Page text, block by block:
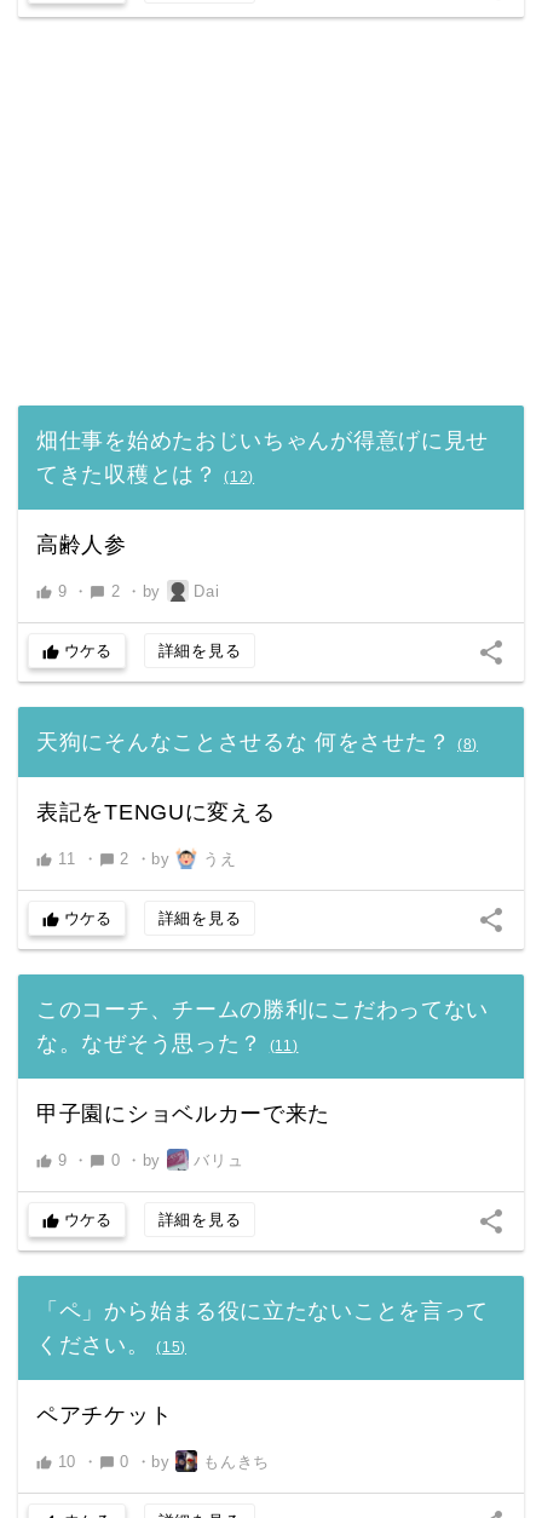
畑仕事を始めたおじいちゃんが得意げに見せ
てきた収穫とは？
(12)
高齢人参
thumb_up 9 ・ chat_bubble 2 ・ by Dai
thumb_up ウケる 詳細を見る share
天狗にそんなことさせるな 何をさせた？ (8)
表記をTENGUに変える
thumb_up 11 ・ chat_bubble 2 ・ by うえ
thumb_up ウケる 詳細を見る share
このコーチ、チームの勝利にこだわってない
な。なぜそう思った？
(11)
甲子園にショベルカーで来た
thumb_up 9 ・ chat_bubble 0 ・ by バリュ
thumb_up ウケる 詳細を見る share
「ペ」から始まる役に立たないことを言って
ください。
(15)
ペアチケット
thumb_up 10 ・ chat_bubble 0 ・ by もんきち